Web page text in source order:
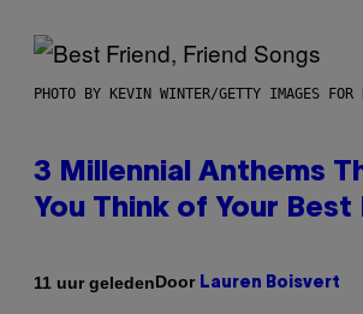
PHOTO BY KEVIN WINTER/GETTY IMAGES FOR
3 Millennial Anthems
You Think of Your Best
11 uur geledenDoor Lauren Boisvert